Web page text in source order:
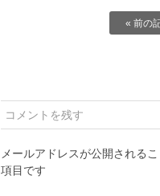
« 前の
コメントを残す
メールアドレスが公開される
項目です